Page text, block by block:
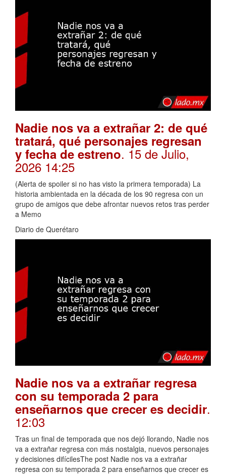
Nadie nos va a extrañar 2: de qué
tratará, qué personajes regresan
y fecha de estreno. 15 de Julio,
2026 14:25
(Alerta de spoiler si no has visto la primera temporada) La
historia ambientada en la década de los 90 regresa con un
grupo de amigos que debe afrontar nuevos retos tras perder
a Memo
Diario de Querétaro
Nadie nos va a extrañar regresa
con su temporada 2 para
enseñarnos que crecer es decidir.
12:03
Tras un final de temporada que nos dejó llorando, Nadie nos
va a extrañar regresa con más nostalgia, nuevos personajes
y decisiones difícilesThe post Nadie nos va a extrañar
regresa con su temporada 2 para enseñarnos que crecer es